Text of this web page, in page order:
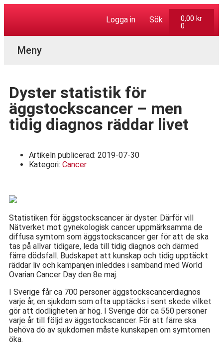
Logga in Sök 0,00 kr
0
Dyster statistik för
äggstockscancer – men
tidig diagnos räddar livet
Artikeln publicerad: 2019-07-30
Kategori: Cancer
Statistiken för äggstockscancer är dyster. Därför vill
Nätverket mot gynekologisk cancer uppmärksamma de
diffusa symtom som äggstockscancer ger för att de ska
tas på allvar tidigare, leda till tidig diagnos och därmed
färre dödsfall. Budskapet att kunskap och tidig upptäckt
räddar liv och kampanjen inleddes i samband med World
Ovarian Cancer Day den 8e maj.
I Sverige får ca 700 personer äggstockscancerdiagnos
varje år, en sjukdom som ofta upptäcks i sent skede vilket
gör att dödligheten är hög. I Sverige dör ca 550 personer
varje år till följd av äggstockscancer. För att färre ska
behöva dö av sjukdomen måste kunskapen om symtomen
öka.